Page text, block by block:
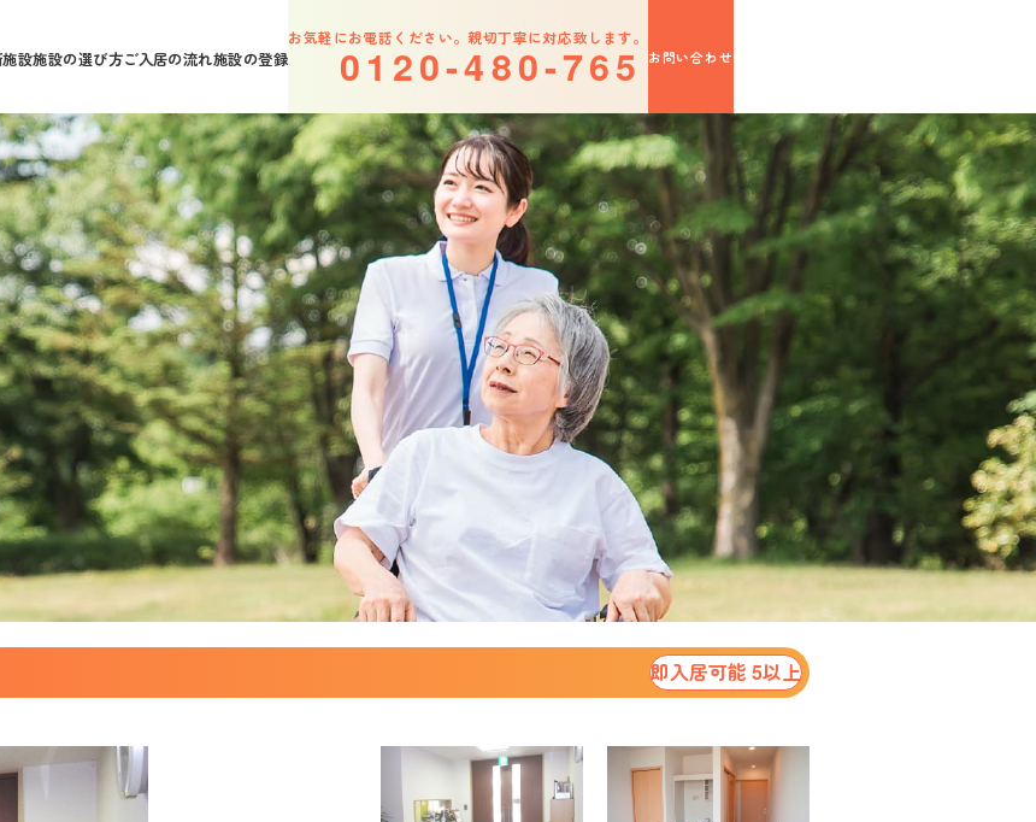
施設施設の選び方ご入居の流れ施設の登録
お気軽にお電話ください。親切丁寧に対応致します。
01 20-480-765 お問い合わせ
即入居可能 5以上